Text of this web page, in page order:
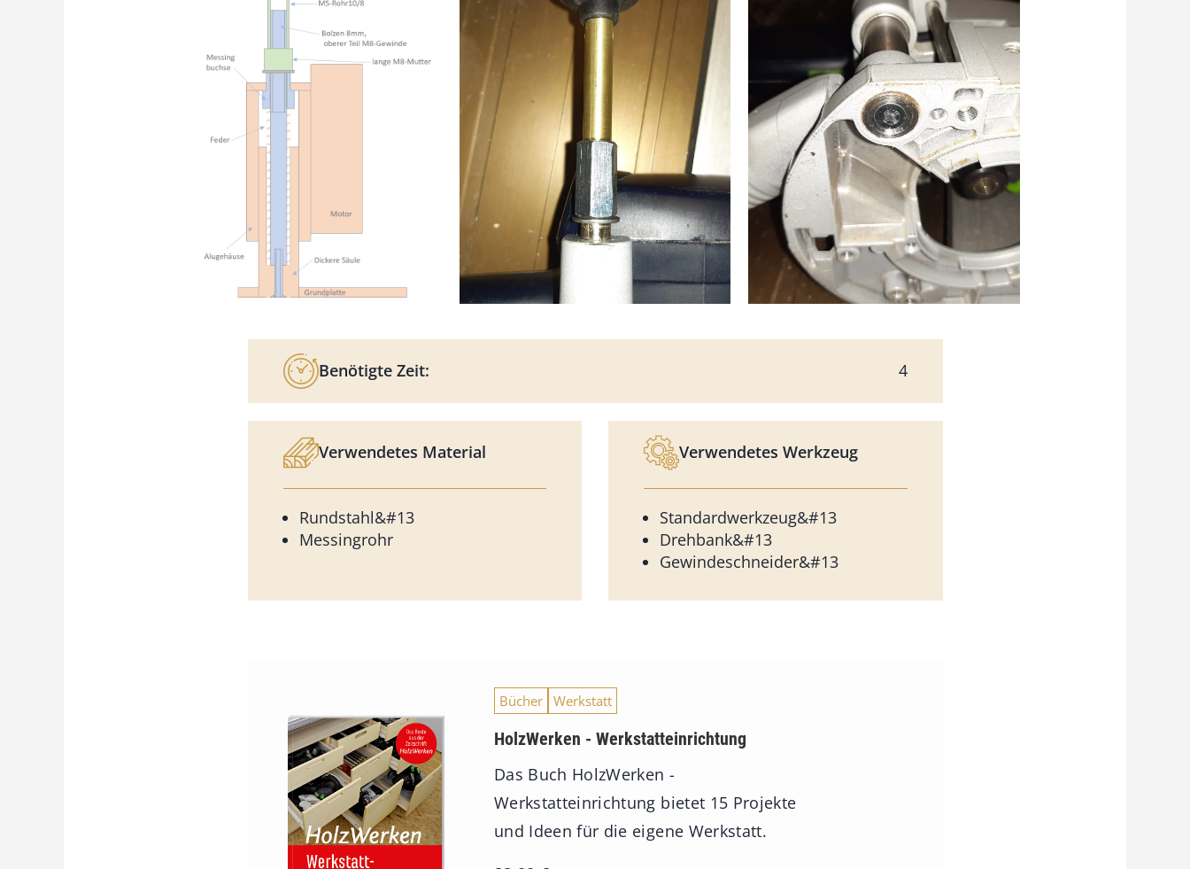
Benötigte Zeit: 4
Verwendetes Material
Rundstahl&#13
Messingrohr
Verwendetes Werkzeug
Standardwerkzeug&#13
Drehbank&#13
Gewindeschneider&#13
Bücher Werkstatt
HolzWerken - Werkstatteinrichtung
Das Buch HolzWerken -
Werkstatteinrichtung bietet 15 Projekte
und Ideen für die eigene Werkstatt.